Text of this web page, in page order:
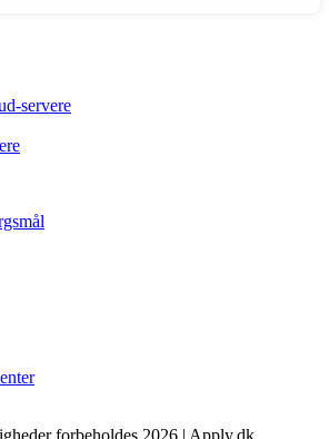
servere
forbeholdes 2026 | Apply.dk